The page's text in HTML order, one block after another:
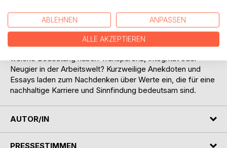
Warum findet Francine authentische Führungskräfte cool?
Was bedeutet Durchsetzungskraft für die Powerfrau Inna?
Was hält der Senkrechtstarter André von Macht? Was lernt
die Aufsichtsrätin Jessica über Verantwortung? Und
welche Bedeutung haben Transparenz, Integrität oder
Neugier in der Arbeitswelt? Kurzweilige Anekdoten und
Essays laden zum Nachdenken über Werte ein, die für eine
nachhaltige Karriere und Sinnfindung bedeutsam sind.
AUTOR/IN
PRESSESTIMMEN
ABLEHNEN ANPASSEN
ALLE AKZEPTIEREN